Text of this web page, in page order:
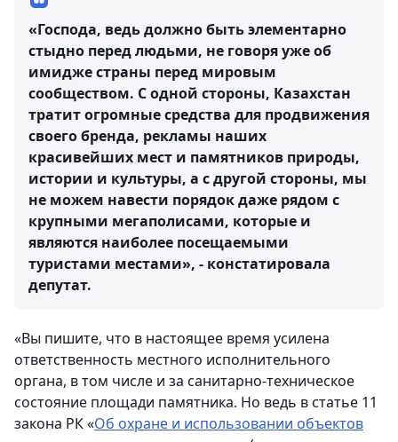
«Господа, ведь должно быть элементарно
стыдно перед людьми, не говоря уже об
имидже страны перед мировым
сообществом. С одной стороны, Казахстан
тратит огромные средства для продвижения
своего бренда, рекламы наших
красивейших мест и памятников природы,
истории и культуры, а с другой стороны, мы
не можем навести порядок даже рядом с
крупными мегаполисами, которые и
являются наиболее посещаемыми
туристами местами», - констатировала
депутат.
«Вы пишите, что в настоящее время усилена
ответственность местного исполнительного
органа, в том числе и за санитарно-техническое
состояние площади памятника. Но ведь в статье 11
закона РК «Об охране и использовании объектов